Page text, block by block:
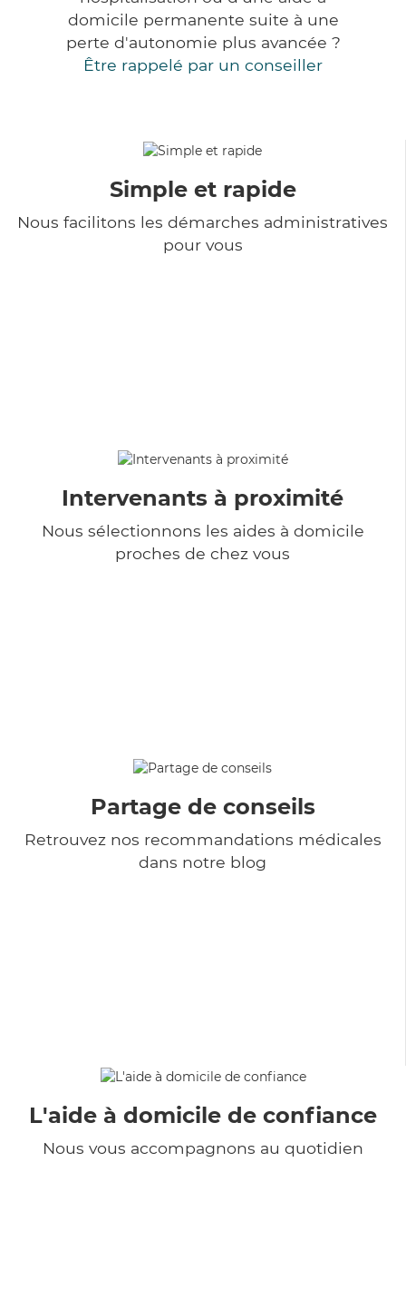
domicile permanente suite à une
perte d'autonomie plus avancée ?
Être rappelé par un conseiller
Simple et rapide
Nous facilitons les démarches administratives
pour vous
Intervenants à proximité
Nous sélectionnons les aides à domicile
proches de chez vous
Partage de conseils
Retrouvez nos recommandations médicales
dans notre blog
L'aide à domicile de confiance
Nous vous accompagnons au quotidien